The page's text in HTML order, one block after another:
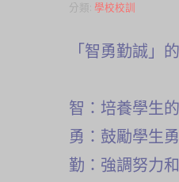
分類: 學校校訓
「智勇勤誠」
智：培養學生
勇：鼓勵學生
勤：強調努力